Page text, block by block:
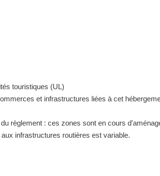
touristiques (UL)
et infrastructures liées à cet
règlement : ces zones sont en cours
infrastructures routières est variable.